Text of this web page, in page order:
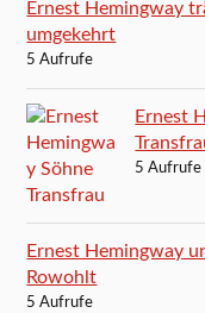
Ernest Hemingway
umgekehrt
5 Aufrufe
Ernest
5 Aufrufe
Ernest Hemingway
Rowohlt
5 Aufrufe